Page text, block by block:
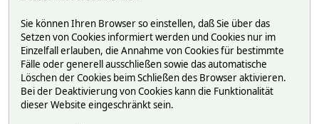
Sie können Ihren Browser so einstellen, daß Sie über das
Setzen von Cookies informiert werden und Cookies nur im
Einzelfall erlauben, die Annahme von Cookies für bestimmte
Fälle oder generell ausschließen sowie das automatische
Löschen der Cookies beim Schließen des Browser aktivieren.
Bei der Deaktivierung von Cookies kann die Funktionalität
dieser Website eingeschränkt sein.